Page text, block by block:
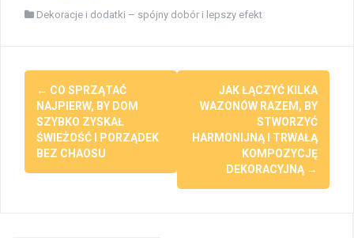
Dekoracje i dodatki – spójny dobór i lepszy efekt
Post
navigation
← CO SPRZĄTAĆ
NAJPIERW, BY DOM
SZYBKO ZYSKAŁ
ŚWIEŻOŚĆ I PORZĄDEK
BEZ CHAOSU
JAK ŁĄCZYĆ KILKA
WAZONÓW RAZEM, BY
STWORZYĆ
HARMONIJNĄ I TRWAŁĄ
KOMPOZYCJĘ
DEKORACYJNĄ →